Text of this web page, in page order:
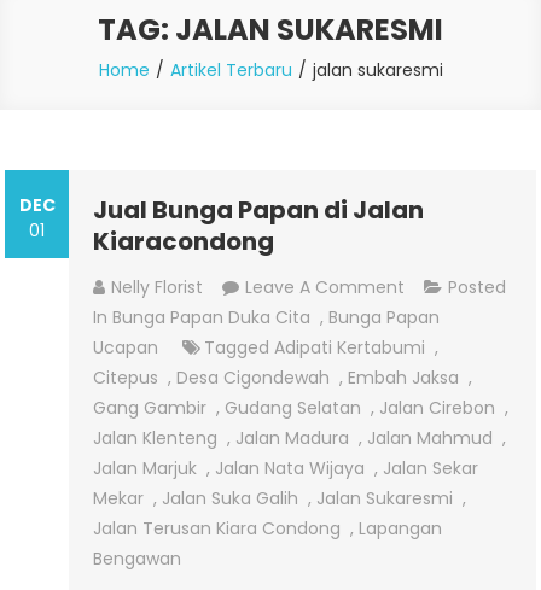
TAG: JALAN SUKARESMI
Home Artikel Terbaru jalan sukaresmi
DEC
01
Jual Bunga Papan di Jalan
Kiaracondong
Nelly Florist Leave A Comment On
Jual
Bunga
Papan
Di
Jalan
Kiaracondong
Posted
In Bunga Papan Duka Cita , Bunga Papan
Ucapan
TaggedAdipati Kertabumi ,
Citepus , Desa Cigondewah , Embah Jaksa ,
Gang Gambir , Gudang Selatan , Jalan Cirebon ,
Jalan Klenteng , Jalan Madura , Jalan Mahmud ,
Jalan Marjuk , Jalan Nata Wijaya , Jalan Sekar
Mekar , Jalan Suka Galih , Jalan Sukaresmi ,
Jalan Terusan Kiara Condong , Lapangan
Bengawan